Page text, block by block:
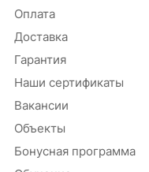
Оплата
Доставка
Гарантия
Наши сертификаты
Вакансии
Объекты
Бонусная программа